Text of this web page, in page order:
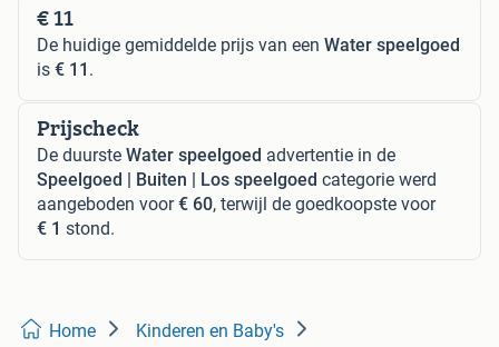
€ 11
De huidige gemiddelde prijs van een Water speelgoed
is € 11 .
Prijscheck
De duurste Water speelgoed advertentie in de
Speelgoed | Buiten | Los speelgoed categorie werd
aangeboden voor€ 60, terwijl de goedkoopste voor
€ 1 stond.
Home Kinderen en Baby's